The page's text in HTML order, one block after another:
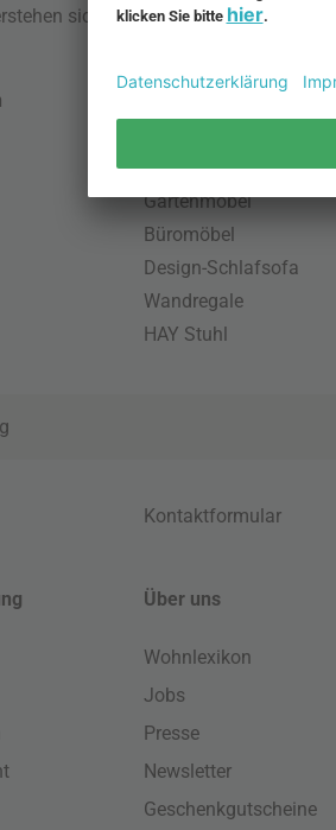
sich inklusive MwSt. und zzgl.
Skandinavische Möbel
Gartenmöbel
Büromöbel
Design-Schlafsofa
Wandregale
HAY Stuhl
Kontaktformular
Über uns
Wohnlexikon
Jobs
Presse
Newsletter
Geschenkgutscheine